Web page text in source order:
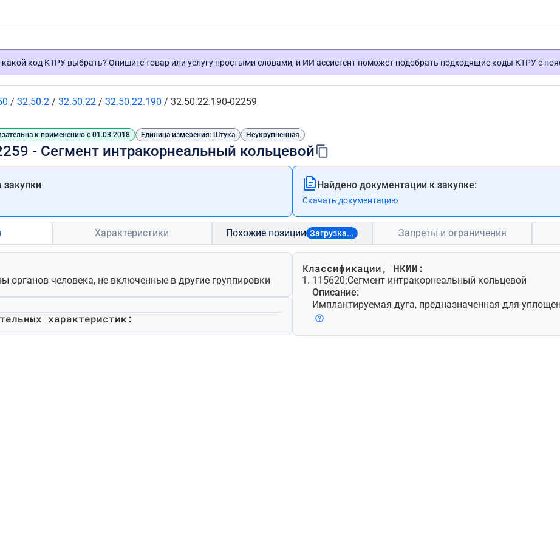
какой код КТРУ выбрать? Опишите товар или услугу простыми словами, и ИИ ассистент поможет подобрать подходящие коды КТРУ с
/ 32.50.2 / 32.50.22 / 32.50.22.190 / 32.50.22.190-02259
к применению с 01.03.2018 Единица измерения: Штука Неукрупненная
- Сегмент интракорнеальный кольцевой
закупки Найдено документации к закупке:
Скачать документацию
Характеристики Похожие позиции Загрузка... Запреты и ограничения
органов человека, не включенные в другие группировки
характеристик:
Классификации, НКМИ:
115620:Сегмент интракорнеальный кольцевой
Описание:
Имплантируемая дуга, предназначенная для
ней части роговицы без нарушения зрительной оси